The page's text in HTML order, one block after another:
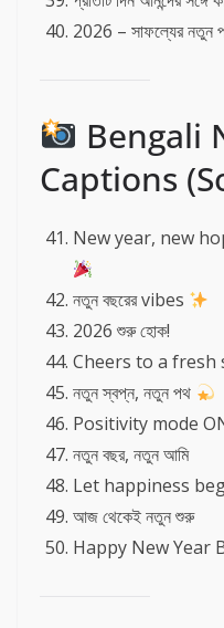
2026 – সাফল্যের নতুন
Bengali
Captions
New year, new
নতুন বছরের vibes
2026 শুরু হোক!
Cheers to a fresh
নতুন স্বপ্ন, নতুন পথ
Positivity mode
নতুন বছর, নতুন আমি
Let happiness
আজ থেকেই নতুন শুরু
Happy New Year